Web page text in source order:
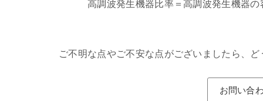
高調波発生機器比率＝高調波発生機器の
ご不明な点やご不安な点がございましたら、
お問い合